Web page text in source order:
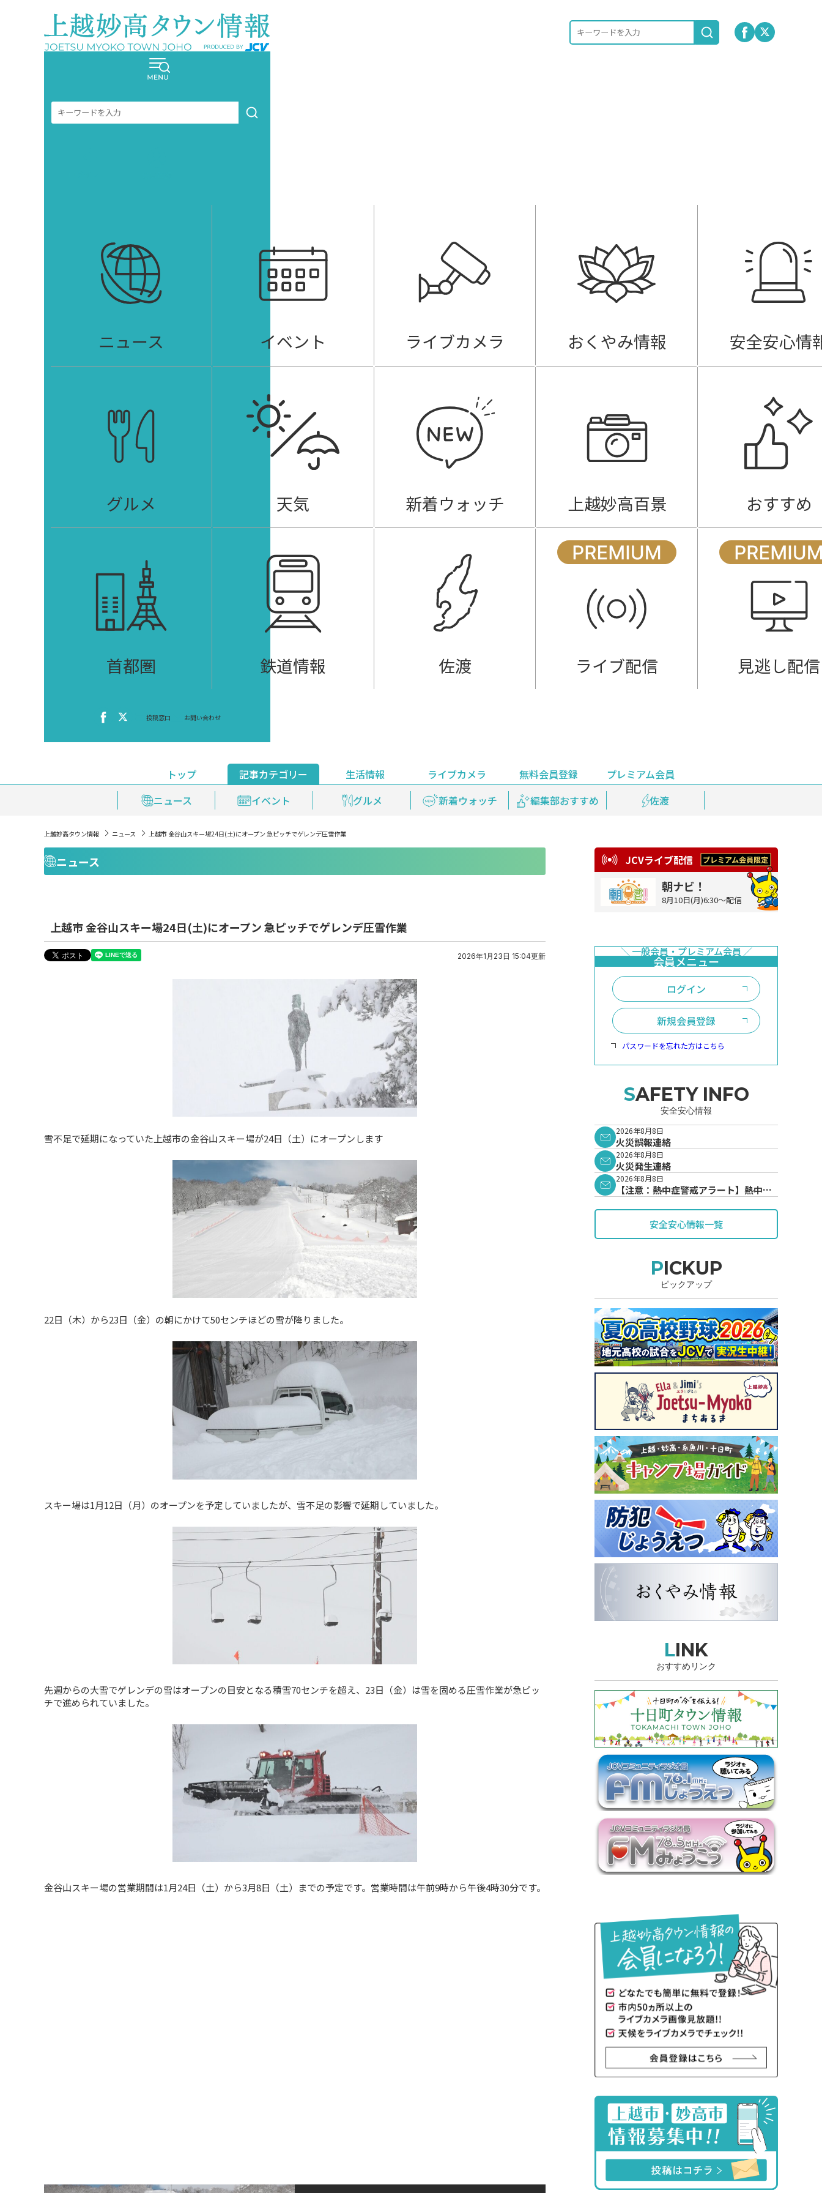
ニュース イベント ライブカメラ おくやみ情報 安全安心情
グルメ 天気 新着ウォッチ 上越妙高百景 おすすめ
首都圏 鉄道情報 佐渡 ライブ配信 見逃し配信
投稿窓口 お問い合わせ
トップ
記事カテゴリー
ニュース
イベント グルメ 新着ウォッチ 編集部おすすめ 佐渡
生活情報
おくやみ情報
安全安心情報 天気 上越妙高百景 鉄道情報
ライブカメラ 無料会員登録
プレミアム会員
ライブ配信
見逃し配信 プレミアム会員登録
上越妙高タウン情報 ニュース 上越市 金谷山スキー場24日(土)にオープン 急ピッチでゲレンデ圧雪作業
ニュース
上越市 金谷山スキー場24日(土)にオープン 急ピッチでゲレンデ圧雪作業
2026年1月23日 15:04更新
雪不足で延期になっていた上越市の金谷山スキー場が24日（土）にオープンします
22日（木）から23日（金）の朝にかけて50センチほどの雪が降りました。
スキー場は1月12日（月）のオープンを予定していましたが、雪不足の影響で延期していました。
先週からの大雪でゲレンデの雪はオープンの目安となる積雪70センチを超え、23日（金）は雪を固める圧雪作業が急ピッ
チで進められていました。
金谷山スキー場の営業期間は1月24日（土）から3月8日（土）までの予定です。営業時間は午前9時から午後4時30分です。
JCVライブ配信
朝ナビ！
8月10日(月)6:30～配信
ログイン
新規会員登録
パスワードを忘れた方はこちら
SAFETY INFO
安全安心情報
2026年8月8日
火災誤報連絡
2026年8月8日
火災発生連絡
2026年8月8日
【注意：熱中症警戒アラート】熱中症
安全安心情報一覧
PICKUP
ピックアップ
LINK
おすすめリンク